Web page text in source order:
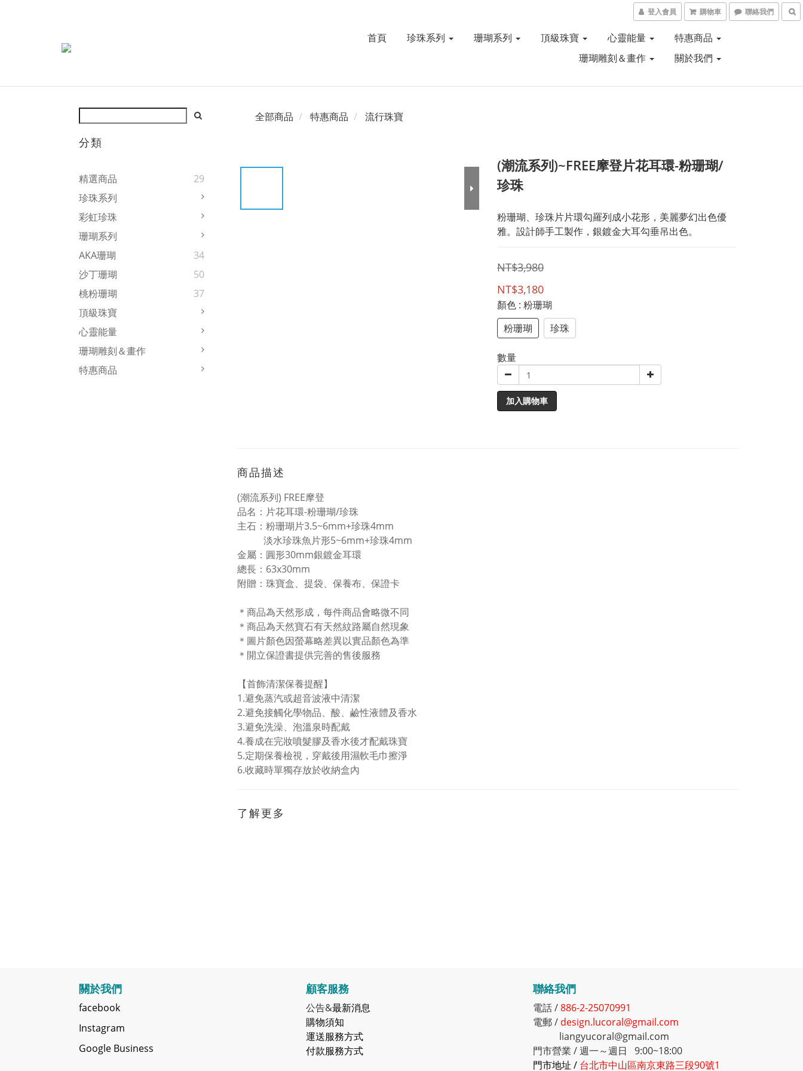
登入會員 購物車 聯絡我們
首頁 珍珠系列 珊瑚系列 頂級珠寶 心靈能量
特惠商品
珊瑚雕刻＆畫作
關於我們
分類
精選商品
29
珍珠系列
彩虹珍珠
珊瑚系列
AKA珊瑚
34
沙丁珊瑚
50
桃粉珊瑚
37
頂級珠寶
心靈能量
珊瑚雕刻＆畫作
特惠商品
全部商品 特惠商品 流行珠寶
(潮流系列)~FREE摩登片花耳環-粉珊瑚/
珍珠
粉珊瑚、珍珠片片環勾羅列成小花形，美麗夢幻出色優
雅。設計師手工製作，銀鍍金大耳勾垂吊出色。
NT$3,980
NT$3,180
顏色 : 粉珊瑚
粉珊瑚
珍珠
數量
加入購物車
商品描述
(潮流系列) FREE摩登
品名 ： 片花耳環-粉珊瑚/珍珠
主石 ： 粉珊瑚片3.5~6mm+珍珠4mm
淡水珍珠魚片形5~6mm+珍珠4mm
金屬 ：圓形30mm銀鍍金耳環
總長：63x30mm
附贈：珠寶盒、 提袋、 保養布、 保證卡
＊商品為天然形成，每件商品會略微不同
＊商品為天然寶石有天然紋路屬自然現象
＊圖片顏色因螢幕略差異以實品顏色為準
＊開立保證書提供完善的售後服務
【首飾清潔保養提醒】
1.避免蒸汽或超音波液中清潔
2.避免接觸化學物品、酸、鹼性液體及香水
3.避免洗澡、泡溫泉時配戴
4.養成在完妝噴髮膠及香水後才配戴珠寶
5.定期保養檢視，穿戴後用濕軟毛巾擦淨
6.收藏時單獨存放於收納盒內
了解更多
關於我們
facebook
Instagram
Google Business
顧客服務
公告&最新消息
購物須知
運送服務方式
付款服務方式
聯絡我們
電話 /886-2-25070991
電郵 / design.lucoral@gmail.com
liangyucoral@gmail.com
門市營業 / 週一～週日 9:00~18:00
門市地址 / 台北市中山區南京東路三段90號1